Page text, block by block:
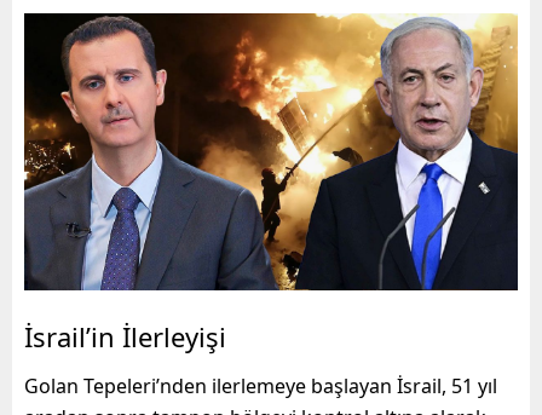
İsrail’in İlerleyişi
Golan Tepeleri’nden ilerlemeye başlayan İsrail, 51 yıl